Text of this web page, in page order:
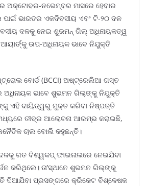
ଅକ୍ଟୋବର-ନଭେମ୍ବର ମାସରେ ହେବାର
ଭାରତର ଏକଦିବସୀୟ ଏବଂ ଟି-୨୦ ଦଳ
ଦଳକୁ ନେଇ ଶୁଭମନ୍ ଗିଲ୍ ଅଧିନାୟକତ୍ୱ
ଉପ-ଅଧିନାୟକ ଭାବେ ନିଯୁକ୍ତି
ବୋର୍ଡ (BCCI) ଅଷ୍ଟ୍ରେଲିଆ ଗସ୍ତ
ଅଧିନାୟକ ଭାବେ ଶୁଭମନ ଗିଲ୍ଙ୍କୁ ନିଯୁକ୍ତି
ଏହି ଦାୟିତ୍ୱରୁ ମୁକ୍ତ କରିବା ନିଷ୍ପତ୍ତି
ତୀବ୍ର ଆଲୋଚନା ଆରମ୍ଭ କରାଇଛି,
ଚାଲ ବୋଲି କହୁଛନ୍ତି।
ଦଳକୁ ଗତ ବିଶ୍ୱକପ୍ ଫାଇନାଲରେ ନେଇଯିବା
କରିଥିଲେ। ତା’ସ୍ଥାନେ ଶୁଭମନ ଗିଲ୍ଙ୍କୁ
ଦିଆଯିବା ପ୍ରସଙ୍ଗରେ କ୍ରିକେଟ ବିଶ୍ଳେଷକ